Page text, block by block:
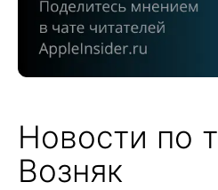
Новости по
Возняк